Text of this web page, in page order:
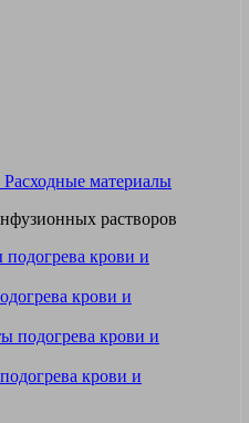
Расходные материалы
растворов
крови и
крови и